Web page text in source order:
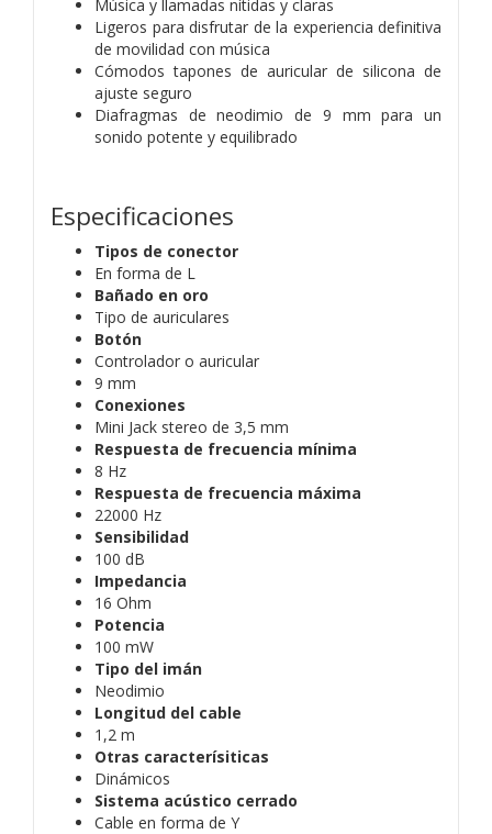
Música y llamadas nítidas y claras
Ligeros para disfrutar de la experiencia definitiva
de movilidad con música
Cómodos tapones de auricular de silicona de
ajuste seguro
Diafragmas de neodimio de 9 mm para un
sonido potente y equilibrado
Especificaciones
Tipos de conector
En forma de L
Bañado en oro
Tipo de auriculares
Botón
Controlador o auricular
9 mm
Conexiones
Mini Jack stereo de 3,5 mm
Respuesta de frecuencia mínima
8 Hz
Respuesta de frecuencia máxima
22000 Hz
Sensibilidad
100 dB
Impedancia
16 Ohm
Potencia
100 mW
Tipo del imán
Neodimio
Longitud del cable
1,2 m
Otras caracterísiticas
Dinámicos
Sistema acústico cerrado
Cable en forma de Y